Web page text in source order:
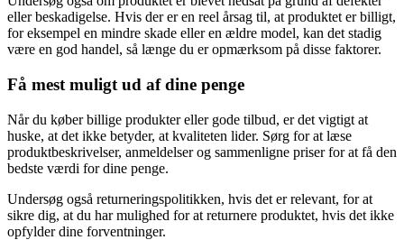
eller beskadigelse. Hvis der er en reel årsag til, at produktet er billigt,
for eksempel en mindre skade eller en ældre model, kan det stadig
være en god handel, så længe du er opmærksom på disse faktorer.
Få mest muligt ud af dine penge
Når du køber billige produkter eller gode tilbud, er det vigtigt at
huske, at det ikke betyder, at kvaliteten lider. Sørg for at læse
produktbeskrivelser, anmeldelser og sammenligne priser for at få den
bedste værdi for dine penge.
Undersøg også returneringspolitikken, hvis det er relevant, for at
sikre dig, at du har mulighed for at returnere produktet, hvis det ikke
opfylder dine forventninger.